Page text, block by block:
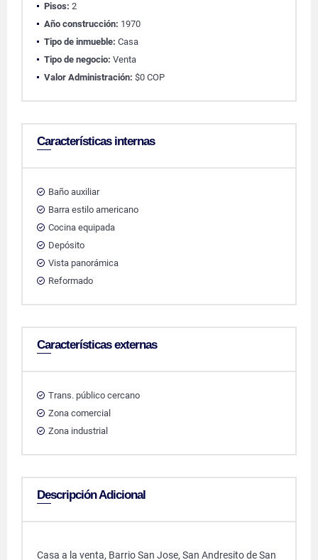
Pisos: 2
Año construcción: 1970
Tipo de inmueble: Casa
Tipo de negocio: Venta
Valor Administración: $0 COP
Características internas
Baño auxiliar
Barra estilo americano
Cocina equipada
Depósito
Vista panorámica
Reformado
Características externas
Trans. público cercano
Zona comercial
Zona industrial
Descripción Adicional
Casa a la venta, Barrio San Jose, San Andresito de San